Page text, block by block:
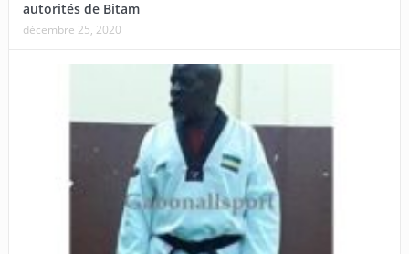
autorités de Bitam
décembre 25, 2020